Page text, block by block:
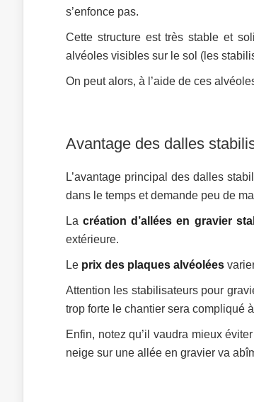
s’enfonce pas.
Cette structure est très stable et
alvéoles visibles sur le sol (les
On peut alors, à l’aide de ces
Avantage des dalles
L’avantage principal des dalles
dans le temps et demande peu de
Lacréation d’allées en gravier
extérieure.
Le prix des plaques alvéolées
Attention les stabilisateurs pour
trop forte le chantier sera compliqué
Enfin, notez qu’il vaudra mieux
neige sur une allée en gravier va